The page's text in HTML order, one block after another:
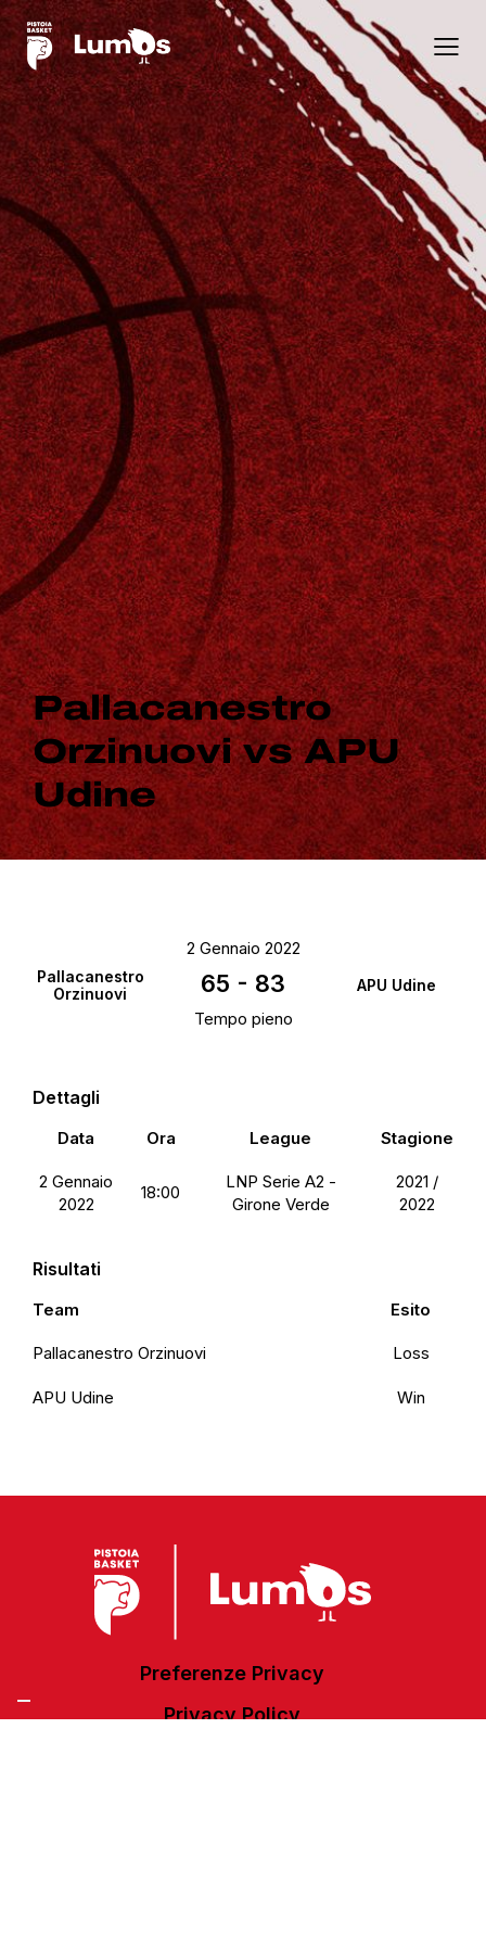
Pallacanestro
Orzinuovi vs APU
Udine
Pallacanestro
Orzinuovi
APU Udine
2 Gennaio 2022
65 - 83
Tempo pieno
Dettagli
Data Ora League Stagione
2 Gennaio
2022
18:00
LNP Serie A2 -
Girone Verde
2021 /
2022
Risultati
Team Esito
Pallacanestro Orzinuovi Loss
APU Udine Win
Preferenze Privacy
Privacy Policy